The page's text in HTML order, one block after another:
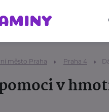
město Praha Praha 4
v